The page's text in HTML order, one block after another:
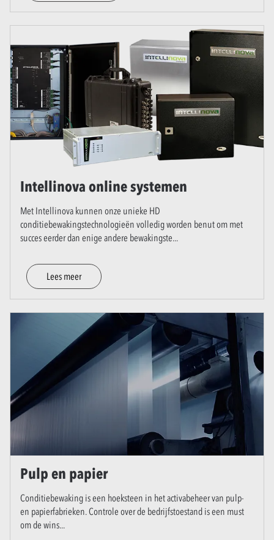
Intellinova online systemen
Met Intellinova kunnen onze unieke HD
conditiebewakingstechnologieën volledig worden benut om met
succes eerder dan enige andere bewakingste...
Lees meer
Pulp en papier
Conditiebewaking is een hoeksteen in het activabeheer van pulp-
en papierfabrieken. Controle over de bedrijfstoestand is een must
om de wins...